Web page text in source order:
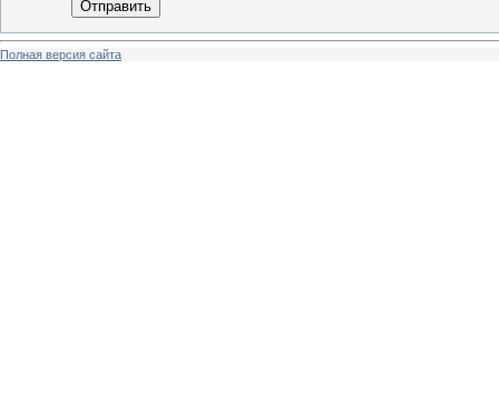
Отправить
Полная версия сайта